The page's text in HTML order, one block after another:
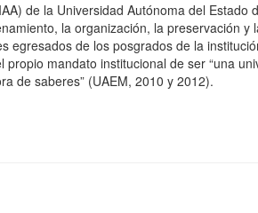
de la Universidad Autónoma del Estado
la organización, la preservación y
egresados de los posgrados de la
mandato institucional de ser “una
de saberes” (UAEM, 2010 y 2012).